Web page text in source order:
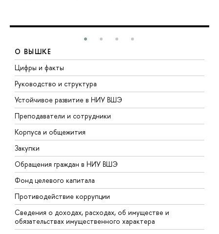
О ВЫШКЕ
Цифры и факты
Руководство и структура
Устойчивое развитие в НИУ ВШЭ
Преподаватели и сотрудники
Корпуса и общежития
Закупки
Обращения граждан в НИУ ВШЭ
Фонд целевого капитала
Противодействие коррупции
Сведения о доходах, расходах, об имуществе и
обязательствах имущественного характера